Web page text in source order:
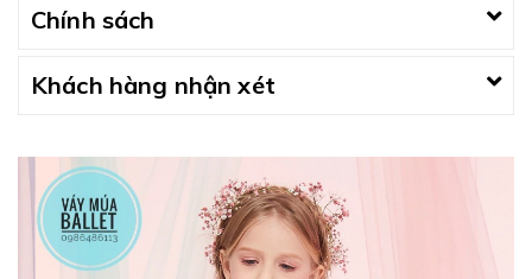
Chính sách
Khách hàng nhận xét